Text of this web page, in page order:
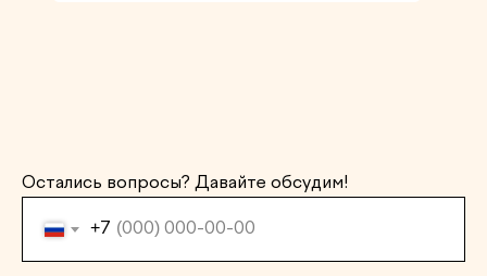
Остались вопросы? Давайте обсудим!
+7